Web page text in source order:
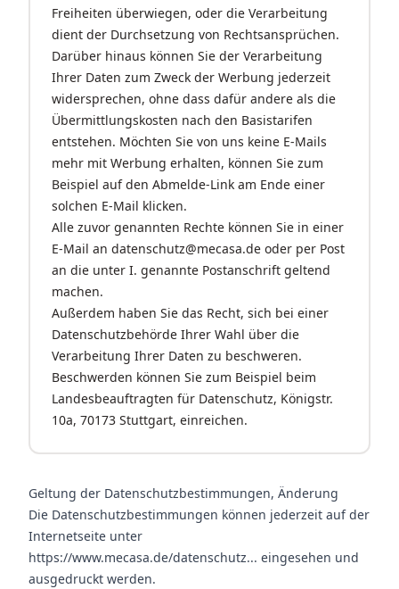
Freiheiten überwiegen, oder die Verarbeitung
dient der Durchsetzung von Rechtsansprüchen.
Darüber hinaus können Sie der Verarbeitung
Ihrer Daten zum Zweck der Werbung jederzeit
widersprechen, ohne dass dafür andere als die
Übermittlungskosten nach den Basistarifen
entstehen. Möchten Sie von uns keine E-Mails
mehr mit Werbung erhalten, können Sie zum
Beispiel auf den Abmelde-Link am Ende einer
solchen E-Mail klicken.
Alle zuvor genannten Rechte können Sie in einer
E-Mail an datenschutz@mecasa.de oder per Post
an die unter I. genannte Postanschrift geltend
machen.
Außerdem haben Sie das Recht, sich bei einer
Datenschutzbehörde Ihrer Wahl über die
Verarbeitung Ihrer Daten zu beschweren.
Beschwerden können Sie zum Beispiel beim
Landesbeauftragten für Datenschutz, Königstr.
10a, 70173 Stuttgart, einreichen.
Geltung der Datenschutzbestimmungen, Änderung
Die Datenschutzbestimmungen können jederzeit auf der
Internetseite unter
https://www.mecasa.de/datenschutz... eingesehen und
ausgedruckt werden.